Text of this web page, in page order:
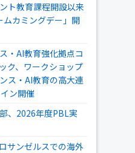
ト教育課程開設以来
ムカミングデー」開
・AI教育強化拠点コ
ク、ワークショップ
ス・AI教育の高大連
ン開催
、2026年度PBL実
サンゼルスでの海外